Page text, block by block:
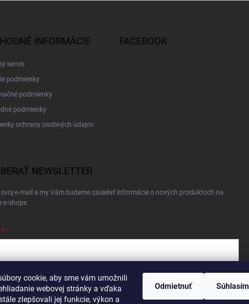
cookie, aby sme vám umožnili
webovej stránky a vďaka
zlepšovali jej funkcie, výkon a
Odmietnuť Súhlasím
INFORMÁCIE
servis
podmienky
podmienky
podmienky
ochrany osobných údajov
FACEBOOK
NEWSLETTER
e-mail a my Vám budeme zasielať informácie o nových produktoch na
e-shope.
e-mailu súhlasíte spodmienkami ochrany osobných údajov
sa